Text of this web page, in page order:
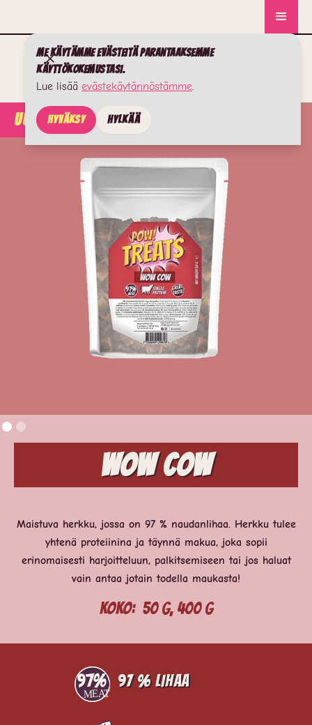
Me käytämme evästeitä parantaaksemme
käyttökokemustasi.
Lue lisää evästekäytännöstämme.
Hyväksy Hylkää
UUTISET
Wow Cow
Maistuva herkku, jossa on 97 % naudanlihaa. Herkku tulee
yhtenä proteiinina ja täynnä makua, joka sopii
erinomaisesti harjoitteluun, palkitsemiseen tai jos haluat
vain antaa jotain todella maukasta!
Koko: 50 g, 400 g
97 % lihaa